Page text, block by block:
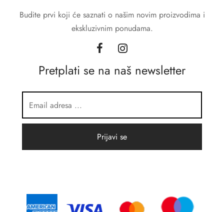
Budite prvi koji će saznati o našim novim proizvodima i
ekskluzivnim ponudama.
Pretplati se na naš newsletter